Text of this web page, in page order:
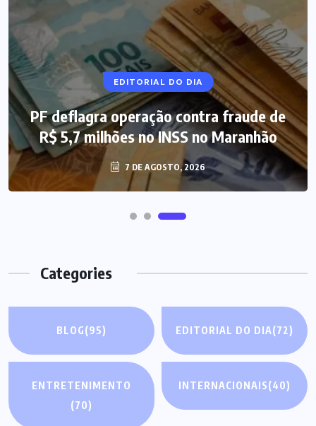
EDITORIAL DO DIA
PF deflagra operação contra fraude de
R$ 5,7 milhões no INSS no Maranhão
7 DE AGOSTO, 2026
NOTÍCIAS DO BRASIL
Mega-Sena 3.041 acumula, e prêmio
estimado chega a R$ 165 milhões
7 DE AGOSTO, 2026
Categories
BLOG(95) EDITORIAL DO DIA(72)
ENTRETENIMENTO
(70)
INTERNACIONAIS(40)